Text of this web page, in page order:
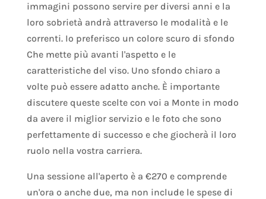
immagini possono servire per diversi anni e la
loro sobrietà andrà attraverso le modalità e le
correnti. Io preferisco un colore scuro di sfondo
Che mette più avanti l'aspetto e le
caratteristiche del viso. Uno sfondo chiaro a
volte può essere adatto anche. È importante
discutere queste scelte con voi a Monte in modo
da avere il miglior servizio e le foto che sono
perfettamente di successo e che giocherà il loro
ruolo nella vostra carriera.
Una sessione all'aperto è a €270 e comprende
un'ora o anche due, ma non include le spese di